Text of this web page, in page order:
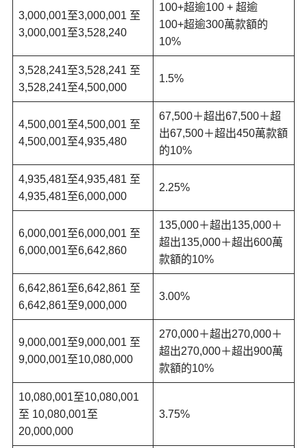
3,000,001至3,000,001 至
3,000,001至3,528,240
100+超逾100 + 超逾
100+超逾300萬款額的
10%
3,528,241至3,528,241 至
3,528,241至4,500,000
1.5%
4,500,001至4,500,001 至
4,500,001至4,935,480
67,500＋超出67,500＋超
出67,500＋超出450萬款額
的10%
4,935,481至4,935,481 至
4,935,481至6,000,000
2.25%
6,000,001至6,000,001 至
6,000,001至6,642,860
135,000＋超出135,000＋
超出135,000＋超出600萬
款額的10%
6,642,861至6,642,861 至
6,642,861至9,000,000
3.00%
9,000,001至9,000,001 至
9,000,001至10,080,000
270,000＋超出270,000＋
超出270,000＋超出900萬
款額的10%
10,080,001至10,080,001
至 10,080,001至
20,000,000
3.75%